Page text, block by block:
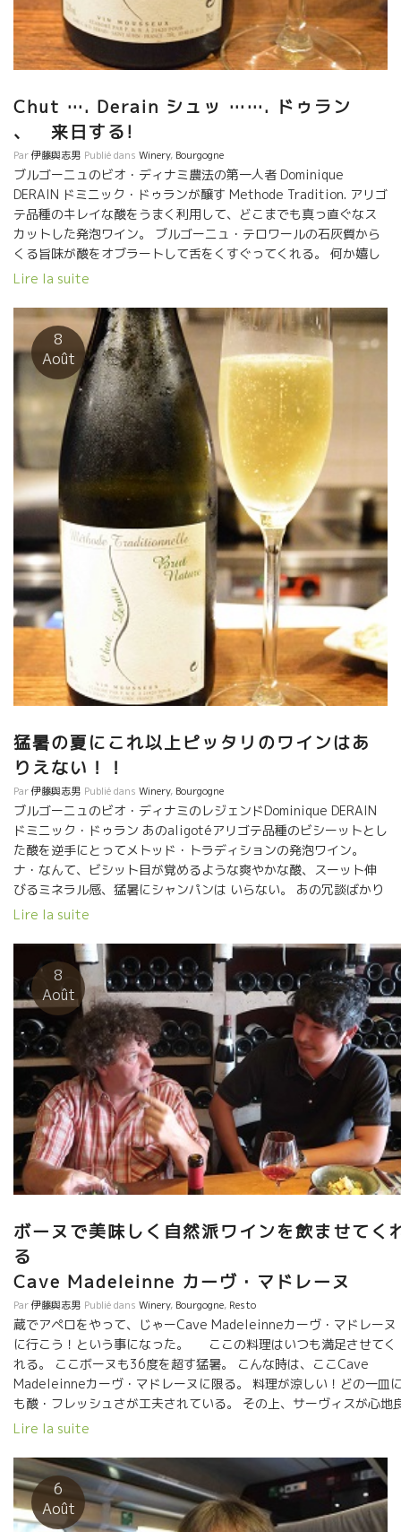
Chut …. Derain シュッ ……. ドゥラン
、 来日する!
Par伊藤與志男 Publié dans Winery, Bourgogne
ブルゴーニュのビオ・ディナミ農法の第一人者 Dominique
DERAIN ドミニック・ドゥランが醸す Methode Tradition. アリゴ
テ品種のキレイな酸をうまく利用して、どこまでも真っ直ぐなス
カットした発泡ワイン。 ブルゴーニュ・テロワールの石灰質から
くる旨味が酸をオブラートして舌をくすぐってくれる。 何か嬉し
い事があった時は、喜びが２倍増！！ 悲しいことがあったり、悔
てみて下さい。 スカット！！ ★ドミニック・ドゥランがこの１１
月に日本にやって来ます！！ ダジャレを飛ばしまくって、自分で
笑っている楽しい人です。 東京、大阪に行きます。 是非、逢いに
きてください。！！ おって、このFBにて連絡します。
Lire la suite
8
Août
猛暑の夏にこれ以上ピッタリのワインはあ
りえない！！
Par伊藤與志男 Publié dans Winery, Bourgogne
ブルゴーニュのビオ・ディナミのレジェンドDominique DERAIN
ドミニック・ドゥラン あのaligotéアリゴテ品種のビシーットとし
た酸を逆手にとってメトッド・トラディションの発泡ワイン。
ナ・なんて、ビシット目が覚めるような爽やかな酸、スーット伸
びるミネラル感、猛暑にシャンパンは いらない。 あの冗談ばかり
飛ばして自分と周りを笑わせるドゥランのエスプリそのもの！ 冗
Chut・・・・・Derain シュット ドゥラン ブルゴーニ
ュの石灰質からくるダシ汁のような旨味ものっている。
Eté Canicule, rien ne vaut le vin de Derain Une légende de
Biodynamie Bourgogne, c’est Dominique DERAIN. Le vin
pétillant d’une façon traditionnelle malgré une acidité de
l’aligoté. Une acidité merveilleuse, une fraîcheur
éclatante, une longue durée de la sensation minérale!! Déjà
pas besoin du champagne en canicule. Son vin est
exactement un reflet de l’esprit de Derain: un blagueur
agréable qui fait rire tout le monde. Une acidité et un
minéral agréablement étonnants!! Autour de son vin, les
gens rigolent et rient en oubliant la chaleur de la canicule!!
Le vin de Derain efface la canicule!! Son vin a […]
Lire la suite
8
Août
ボーヌで美味しく自然派ワインを飲ませてく
Cave Madeleinne カーヴ・マドレーヌ
Par伊藤與志男 Publié dans Winery, Bourgogne, Resto
蔵でアペロをやって、じゃーCave Madeleinneカーヴ・マドレーヌ
に行こう！という事になった。 ここの料理はいつも満足させてく
れる。 ここボーヌも36度を超す猛暑。 こんな時は、ここCave
Madeleinneカーヴ・マドレーヌに限る。 料理が涼しい！どの一皿
も酸・フレッシュさが工夫されている。 その上、サーヴィスが心地
い。 美味しいワインもあり。 ボーヌで洗練された本格ビストロジー
レジムを開けた。 １１年の太陽からくる酒質、１２年のミネラルか
くる酒質が明らかな比較になった。 今日の様な猛暑の日は、１２年
涼しさ、スート長く伸びてくるミネラル感が爽やかさを演出してくれ
る。 今日のここの酸の乗った料理に完璧。 柳沼さん、フィリッ
Lire la suite
6
Août